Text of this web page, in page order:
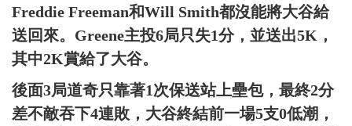
Freddie Freeman和Will Smith都沒能將大谷給
送回來。Greene主投6局只失1分，並送出5K，
其中2K賞給了大谷。
後面3局道奇只靠著1次保送站上壘包，最終2分
差不敵吞下4連敗，大谷終結前一場5支0低潮，